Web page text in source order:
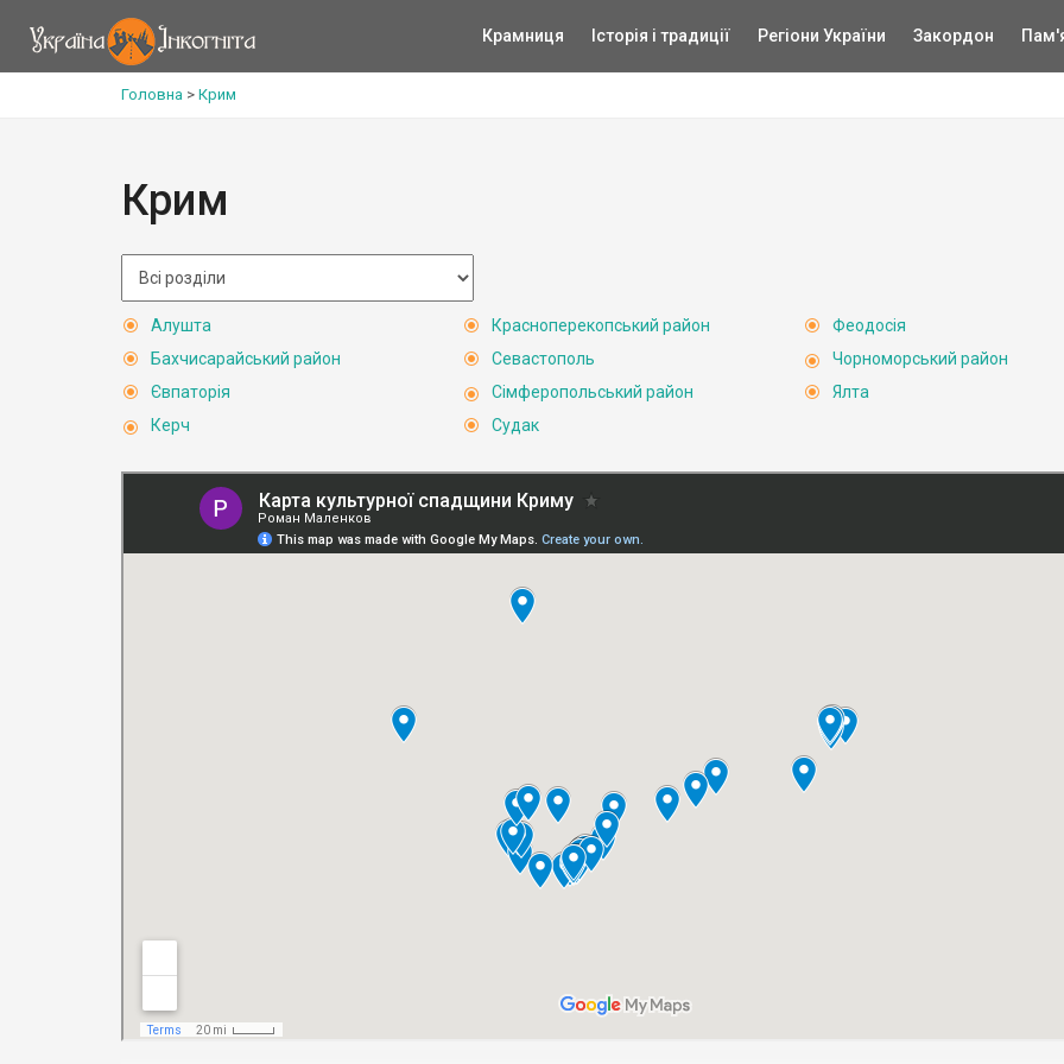
Крамниця Історія і традиції Регіони України Закордон
Головна > Крим
Крим
Алушта
Бахчисарайський район
Євпаторія
Керч
Красноперекопський район
Севастополь
Сімферопольський район
Судак
Феодосія
Чорноморський район
Ялта